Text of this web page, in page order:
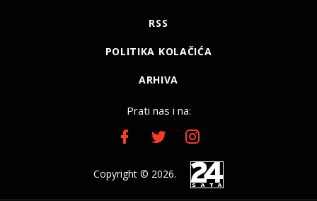
RSS
POLITIKA KOLAČIĆA
ARHIVA
Prati nas i na:
Copyright © 2026.